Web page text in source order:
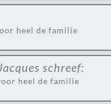
heel de familie
schreef:
heel de familie